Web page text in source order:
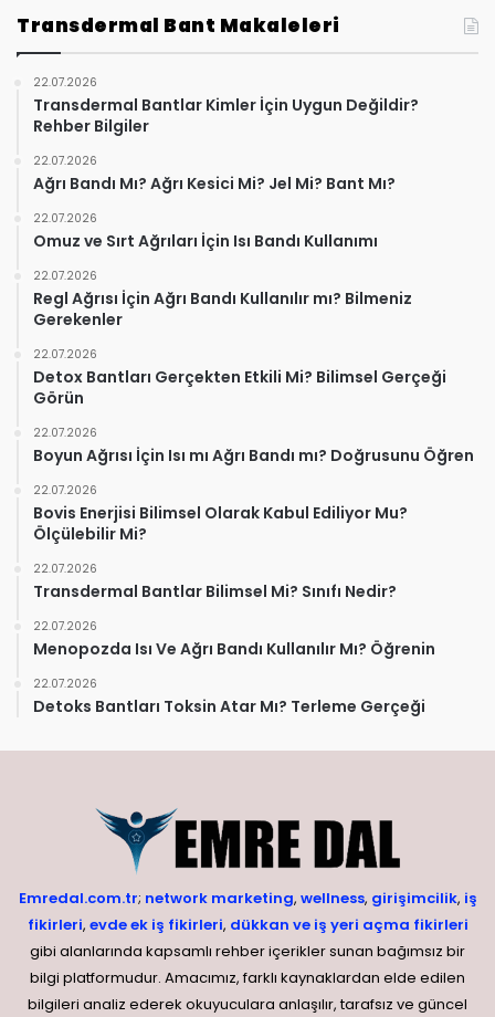
Transdermal Bant Makaleleri
22.07.2026
Transdermal Bantlar Kimler İçin Uygun Değildir?
Rehber Bilgiler
22.07.2026
Ağrı Bandı Mı? Ağrı Kesici Mi? Jel Mi? Bant Mı?
22.07.2026
Omuz ve Sırt Ağrıları İçin Isı Bandı Kullanımı
22.07.2026
Regl Ağrısı İçin Ağrı Bandı Kullanılır mı? Bilmeniz
Gerekenler
22.07.2026
Detox Bantları Gerçekten Etkili Mi? Bilimsel Gerçeği
Görün
22.07.2026
Boyun Ağrısı İçin Isı mı Ağrı Bandı mı? Doğrusunu Öğren
22.07.2026
Bovis Enerjisi Bilimsel Olarak Kabul Ediliyor Mu?
Ölçülebilir Mi?
22.07.2026
Transdermal Bantlar Bilimsel Mi? Sınıfı Nedir?
22.07.2026
Menopozda Isı Ve Ağrı Bandı Kullanılır Mı? Öğrenin
22.07.2026
Detoks Bantları Toksin Atar Mı? Terleme Gerçeği
Emredal.com.tr; network marketing, wellness, girişimcilik, iş
fikirleri, evde ek iş fikirleri, dükkan ve iş yeri açma fikirleri
gibi alanlarında kapsamlı rehber içerikler sunan bağımsız bir
bilgi platformudur. Amacımız, farklı kaynaklardan elde edilen
bilgileri analiz ederek okuyuculara anlaşılır, tarafsız ve güncel